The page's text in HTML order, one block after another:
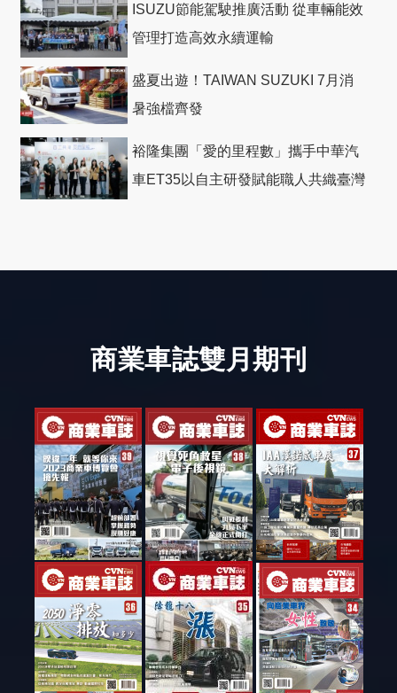
ISUZU節能駕駛推廣活動 從車輛能效
管理打造高效永續運輸
盛夏出遊！TAIWAN SUZUKI 7月消
暑強檔齊發
裕隆集團「愛的里程數」攜手中華汽
車ET35以自主研發賦能職人共織臺灣
商業車誌雙月期刊